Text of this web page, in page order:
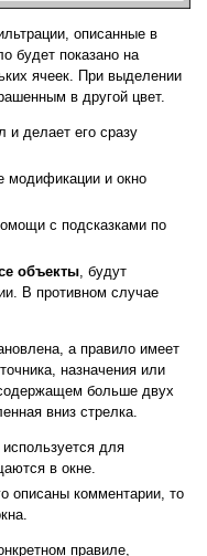
описанные в
будет показано на
ячеек. При выделении
в другой цвет.
и делает его сразу
модификации и окно
с подсказками по
объекты, будут
В противном случае
а правило имеет
назначения или
больше двух
вниз стрелка.
для
в окне.
описаны комментарии, то
правиле,